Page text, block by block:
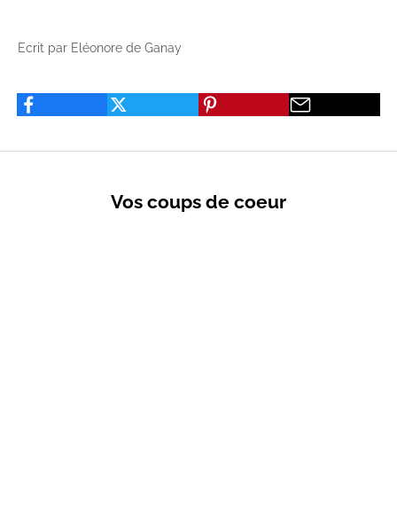
Ecrit par Eléonore de Ganay
Vos coups de coeur